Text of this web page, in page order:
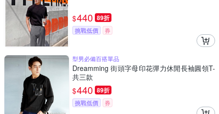
$440 89折
挑戰低價 券
型男必備百搭單品
Dreamming 街頭字母印花彈力休閒長袖圓領T-
共三款
$440 89折
挑戰低價 券